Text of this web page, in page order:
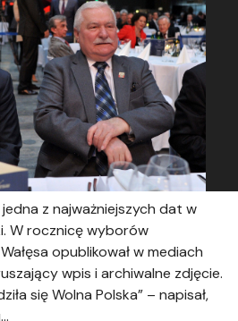
z najważniejszych dat w
W rocznicę wyborów
opublikował w mediach
wpis i archiwalne zdjęcie.
się Wolna Polska” – napisał,